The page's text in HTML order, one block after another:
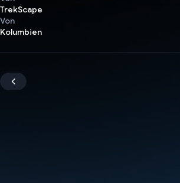
TrekScape
Von
Kolumbien